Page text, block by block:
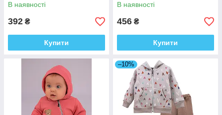
В наявності
392 ₴
Купити
В наявності
456 ₴
Купити
–10%